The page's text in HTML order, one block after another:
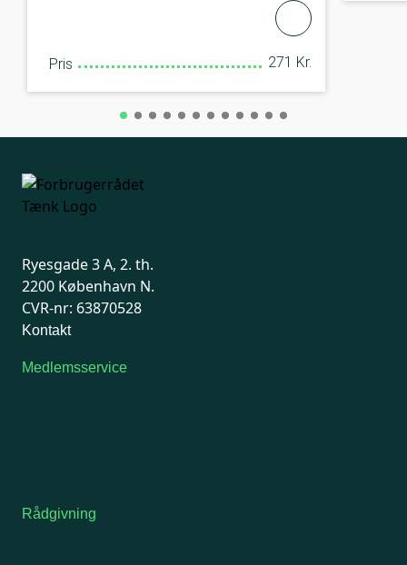
Pris 271 Kr.
Ryesgade 3 A, 2. th.
2200 København N.
CVR-nr: 63870528
Kontakt
Medlemsservice
Rådgivning